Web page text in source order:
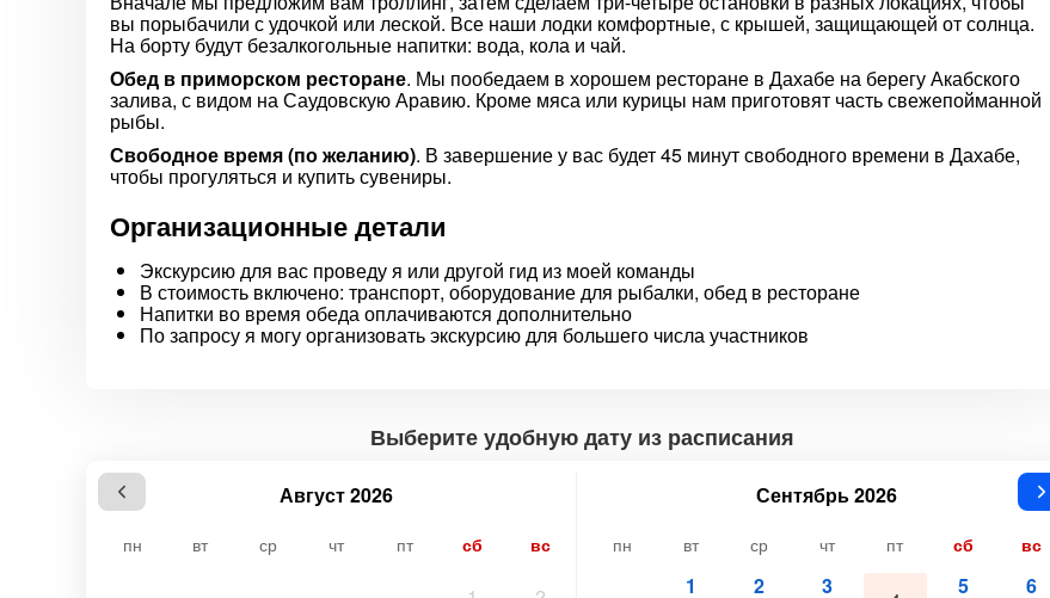
вы порыбачили с удочкой или леской. Все наши лодки комфортные, с крышей, защищающей от солнца.
На борту будут безалкогольные напитки: вода, кола и чай.
Обед в приморском ресторане. Мы пообедаем в хорошем ресторане в Дахабе на берегу Акабского
залива, с видом на Саудовскую Аравию. Кроме мяса или курицы нам приготовят часть свежепойманной
рыбы.
Свободное время (по желанию). В завершение у вас будет 45 минут свободного времени в Дахабе,
чтобы прогуляться и купить сувениры.
Организационные детали
Экскурсию для вас проведу я или другой гид из моей команды
В стоимость включено: транспорт, оборудование для рыбалки, обед в ресторане
Напитки во время обеда оплачиваются дополнительно
По запросу я могу организовать экскурсию для большего числа участников
Выберите удобную дату из расписания
Август 2026
пн вт ср чт пт сб вс
Сентябрь 2026
пн вт ср чт пт сб вс
1 2 3 5 6